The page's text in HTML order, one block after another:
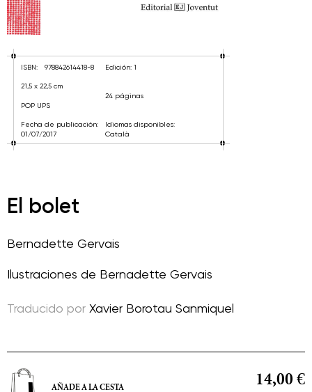
ISBN: 978842614418-8
21,5 x 22,5 cm
POP UPS
Fecha de publicación:
01/07/2017
Edición: 1
24 páginas
Idiomas disponibles:
Català
El bolet
Bernadette Gervais
Ilustraciones de Bernadette Gervais
Traducido por Xavier Borotau Sanmiquel
14,00 €
AÑADE A LA CESTA